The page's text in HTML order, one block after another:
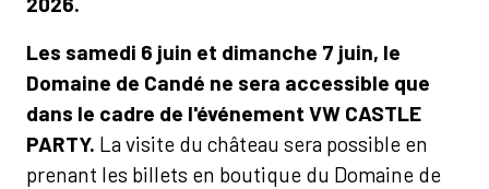
Les samedi 6 juin et dimanche 7 juin, le
Domaine de Candé ne sera accessible que
dans le cadre de l'événement VW CASTLE
PARTY. La visite du château sera possible en
prenant les billets en boutique du Domaine de